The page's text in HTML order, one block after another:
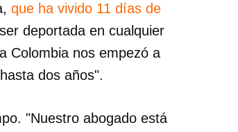
que ha vivido 11 días de
deportada en cualquier
Colombia nos empezó a
dos años".
"Nuestro abogado está